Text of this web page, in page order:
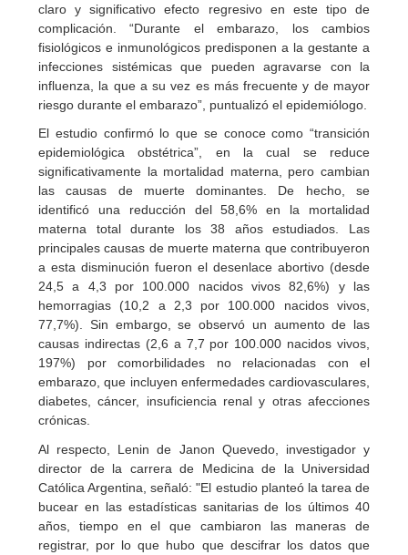
claro y significativo efecto regresivo en este tipo de
complicación. “Durante el embarazo, los cambios
fisiológicos e inmunológicos predisponen a la gestante a
infecciones sistémicas que pueden agravarse con la
influenza, la que a su vez es más frecuente y de mayor
riesgo durante el embarazo”, puntualizó el epidemiólogo.
El estudio confirmó lo que se conoce como “transición
epidemiológica obstétrica”, en la cual se reduce
significativamente la mortalidad materna, pero cambian
las causas de muerte dominantes. De hecho, se
identificó una reducción del 58,6% en la mortalidad
materna total durante los 38 años estudiados. Las
principales causas de muerte materna que contribuyeron
a esta disminución fueron el desenlace abortivo (desde
24,5 a 4,3 por 100.000 nacidos vivos 82,6%) y las
hemorragias (10,2 a 2,3 por 100.000 nacidos vivos,
77,7%). Sin embargo, se observó un aumento de las
causas indirectas (2,6 a 7,7 por 100.000 nacidos vivos,
197%) por comorbilidades no relacionadas con el
embarazo, que incluyen enfermedades cardiovasculares,
diabetes, cáncer, insuficiencia renal y otras afecciones
crónicas.
Al respecto, Lenin de Janon Quevedo, investigador y
director de la carrera de Medicina de la Universidad
Católica Argentina, señaló: "El estudio planteó la tarea de
bucear en las estadísticas sanitarias de los últimos 40
años, tiempo en el que cambiaron las maneras de
registrar, por lo que hubo que descifrar los datos que